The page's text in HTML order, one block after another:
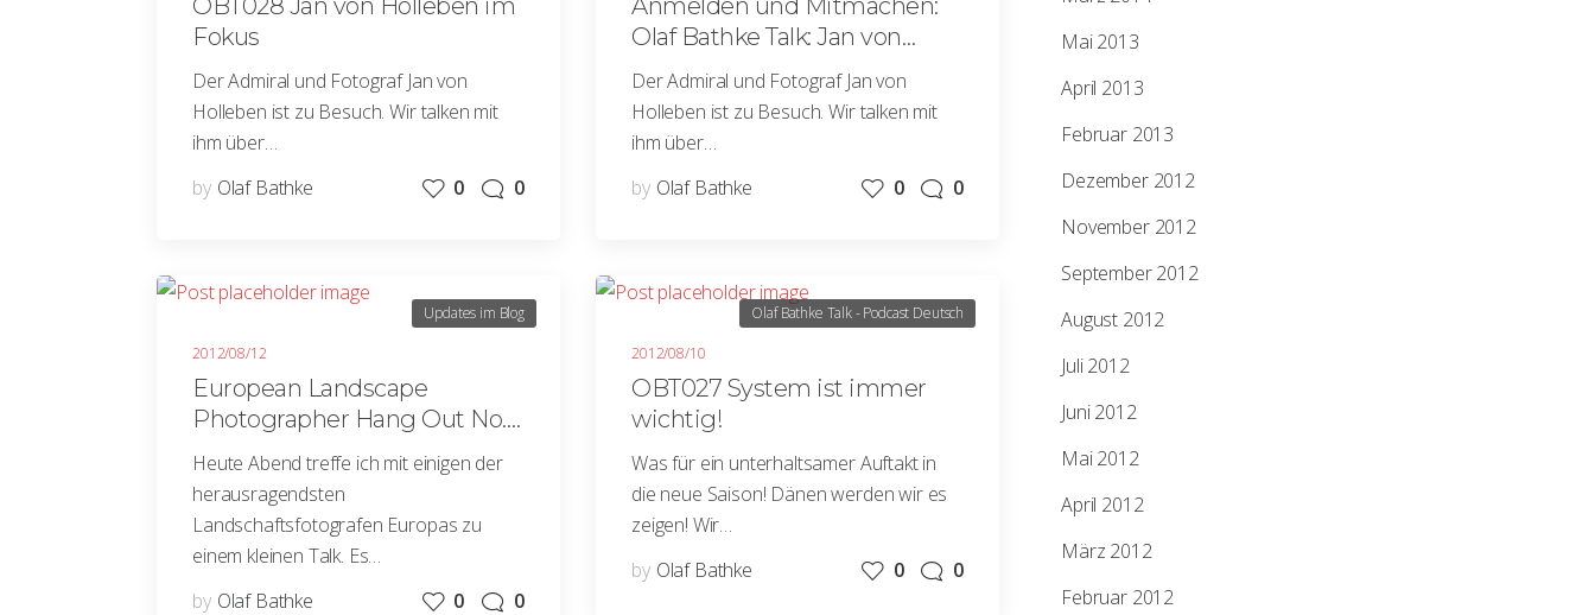
Mai 2013
April 2013
Februar 2013
Dezember 2012
November 2012
September 2012
August 2012
Juli 2012
Juni 2012
Mai 2012
April 2012
März 2012
Februar 2012
OBT028 Jan von Holleben im
Fokus
Der Admiral und Fotograf Jan von
Holleben ist zu Besuch. Wir talken mit
ihm über…
by Olaf Bathke 0 0
Anmelden und Mitmachen:
Olaf Bathke Talk: Jan von
Holleben im Fokus
Der Admiral und Fotograf Jan von
Holleben ist zu Besuch. Wir talken mit
ihm über…
by Olaf Bathke 0 0
2012/08/12
Updates im Blog
European Landscape
Photographer Hang Out No.
01
Heute Abend treffe ich mit einigen der
herausragendsten
Landschaftsfotografen Europas zu
einem kleinen Talk. Es…
by Olaf Bathke 0 0
2012/08/10
Olaf Bathke Talk - Podcast Deutsch
OBT027 System ist immer
wichtig!
Was für ein unterhaltsamer Auftakt in
die neue Saison! Dänen werden wir es
zeigen! Wir…
by Olaf Bathke 0 0